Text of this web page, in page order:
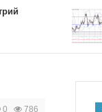
0 786